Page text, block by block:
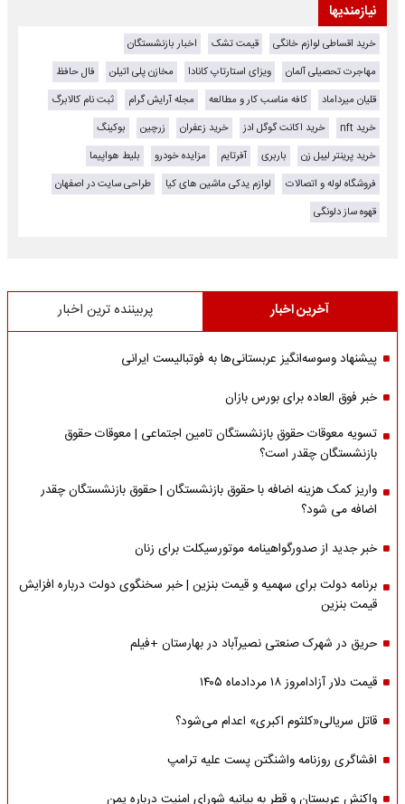
نیازمندیها
خرید اقساطی لوازم خانگی قیمت تشک
اخبار بازنشستگان
مهاجرت تحصیلی آلمان
ویزای استارتاپ کانادا مخازن پلی اتیلن
فال حافظ
قلیان میرداماد
کافه مناسب کار و مطالعه مجله آرایش گرام
ثبت نام کالابرگ
خرید nft
خرید اکانت گوگل ادز خرید زعفران زرچین
بوکینگ
خرید پرینتر لیبل زن
باربری آفرتایم مزایده خودرو
بلیط هواپیما
فروشگاه لوله و اتصالات
لوازم یدکی ماشین های کیا
طراحی سایت در اصفهان
قهوه ساز دلونگی
آخرین اخبار پربیننده ترین اخبار
پیشنهاد وسوسه‌انگیز عربستانی‌ها به فوتبالیست ایرانی
خبر فوق العاده برای بورس بازان
تسویه معوقات حقوق بازنشستگان تامین اجتماعی | معوقات حقوق
بازنشستگان چقدر است؟
واریز کمک هزینه اضافه با حقوق بازنشستگان | حقوق بازنشستگان چقدر
اضافه می شود؟
خبر جدید از صدورگواهینامه موتورسیکلت برای زنان
برنامه دولت برای سهمیه و قیمت بنزین | خبر سخنگوی دولت درباره افزایش
قیمت بنزین
حریق در شهرک صنعتی نصیرآباد در بهارستان +فیلم
قیمت دلار آزادامروز ۱۸ مردادماه ۱۴۰۵
قاتل سریالی«کلثوم اکبری» اعدام می‌شود؟
افشاگری روزنامه واشنگتن پست علیه ترامپ
واکنش عربستان و قطر به بیانیه شورای امنیت درباره یمن